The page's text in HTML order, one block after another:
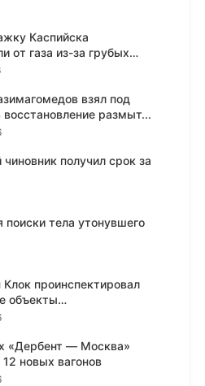
Каспийска
от газа из-за грубых
взял под
восстановление размыт...
получил срок за
поиски тела утонувшего
Клок проинспектировал
объекты
«Дербент — Москва»
12 новых вагонов